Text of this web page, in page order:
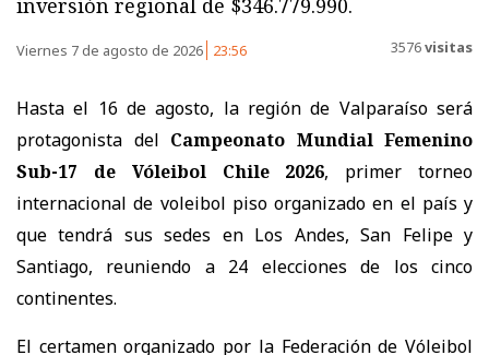
inversión regional de $346.779.990.
Viernes 7 de agosto de 2026 23:56 3576visitas
Hasta el 16 de agosto, la región de Valparaíso será
protagonista del Campeonato Mundial Femenino
Sub-17 de Vóleibol Chile 2026, primer torneo
internacional de voleibol piso organizado en el país y
que tendrá sus sedes en Los Andes, San Felipe y
Santiago, reuniendo a 24 elecciones de los cinco
continentes.
El certamen organizado por la Federación de Vóleibol